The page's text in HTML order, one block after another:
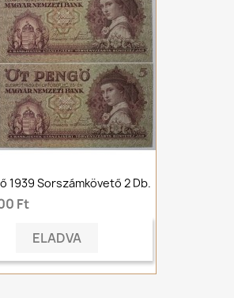
1939 Sorszámkövető 2 Db.
Ft
ELADVA